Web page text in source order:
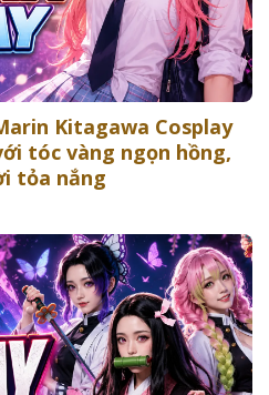
Kitagawa Cosplay
tóc vàng ngọn hồng,
tỏa nắng